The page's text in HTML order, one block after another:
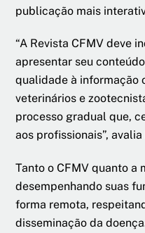
publicação mais
“A Revista CFMV deve
apresentar seu
qualidade à informação
veterinários e
processo gradual que,
aos profissionais”,
Tanto o CFMV quanto a
desempenhando suas
forma remota,
disseminação da